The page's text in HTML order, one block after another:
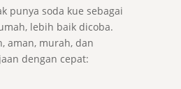
punya soda kue sebagai
lebih baik dicoba.
aman, murah, dan
dengan cepat: